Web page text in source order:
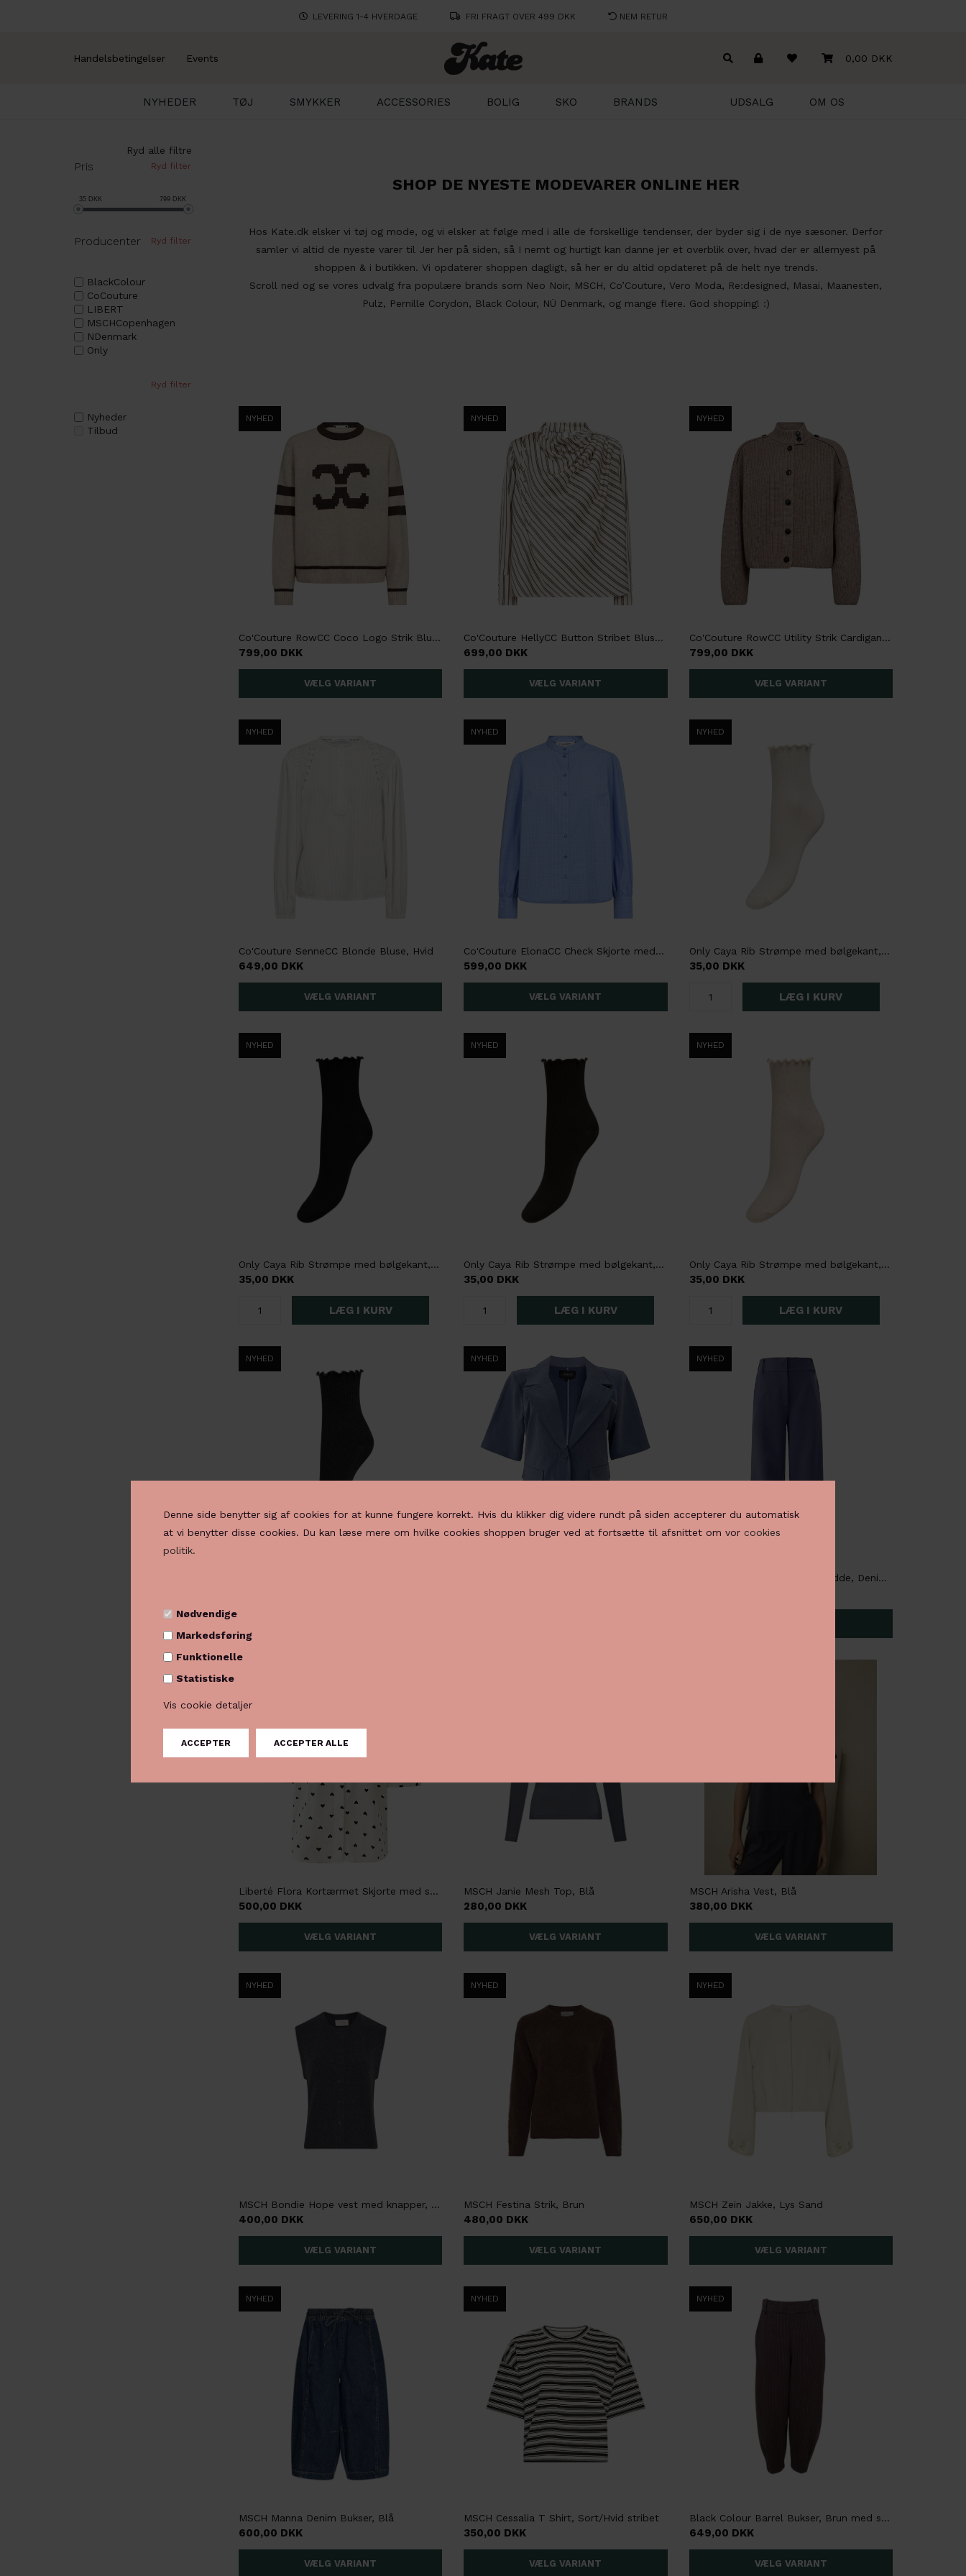
Denne side benytter sig af cookies for at kunne fungere korrekt. Hvis du klikker dig videre rundt på siden accepterer du automatisk
at vi benytter disse cookies. Du kan læse mere om hvilke cookies shoppen bruger ved at fortsætte til afsnittet om vor cookies
politik.
Nødvendige
Markedsføring
Funktionelle
Statistiske
Vis cookie detaljer
LEVERING 1-4 HVERDAGE FRI FRAGT OVER 499 DKK NEM RETUR
Handelsbetingelser Events 0,00 DKK
NYHEDER TØJ SMYKKER ACCESSORIES BOLIG SKO BRANDS UDSALG OM OS
Ryd alle filtre
Pris Ryd filter
35 DKK 799 DKK
Producenter Ryd filter
BlackColour
CoCouture
LIBERT
MSCHCopenhagen
NDenmark
Only
Ryd filter
Nyheder
Tilbud
SHOP DE NYESTE MODEVARER ONLINE HER
Hos Kate.dk elsker vi tøj og mode, og vi elsker at følge med i alle de forskellige tendenser, der byder sig i de nye sæsoner. Derfor
samler vi altid de nyeste varer til Jer her på siden, så I nemt og hurtigt kan danne jer et overblik over, hvad der er allernyest på
shoppen & i butikken. Vi opdaterer shoppen dagligt, så her er du altid opdateret på de helt nye trends.
Scroll ned og se vores udvalg fra populære brands som Neo Noir, MSCH, Co’Couture, Vero Moda, Re:designed, Masai, Maanesten,
Pulz, Pernille Corydon, Black Colour, NÜ Denmark, og mange flere. God shopping! :)
NYHED
Co'Couture RowCC Coco Logo Strik Bluse, Creme m. Brun
799,00 DKK
NYHED
Co'Couture HellyCC Button Stribet Bluse, Satin, Offwhite
699,00 DKK
NYHED
Co'Couture RowCC Utility Strik Cardigan med knap detaljer, Lys Brun
799,00 DKK
NYHED
Co'Couture SenneCC Blonde Bluse, Hvid
649,00 DKK
NYHED
Co'Couture ElonaCC Check Skjorte med tern, Blå
599,00 DKK
NYHED
Only Caya Rib Strømpe med bølgekant, Onesize, Creme
35,00 DKK
NYHED
Only Caya Rib Strømpe med bølgekant, Onesize,Sort
35,00 DKK
NYHED
Only Caya Rib Strømpe med bølgekant, Onesize, Mørkebrun
35,00 DKK
NYHED
Only Caya Rib Strømpe med bølgekant, Onesize, Lys sand
35,00 DKK
NYHED NYHED NYHED
Liberté Freddy Bukser med vidde, Denim Blå
Liberté Flora Kortærmet Skjorte med sorte hjerter, Creme
500,00 DKK
MSCH Janie Mesh Top, Blå
280,00 DKK
MSCH Arisha Vest, Blå
380,00 DKK
NYHED
MSCH Bondie Hope vest med knapper, Blå
400,00 DKK
NYHED
MSCH Festina Strik, Brun
480,00 DKK
NYHED
MSCH Zein Jakke, Lys Sand
650,00 DKK
NYHED
MSCH Manna Denim Bukser, Blå
600,00 DKK
NYHED
MSCH Cessalia T Shirt, Sort/Hvid stribet
350,00 DKK
NYHED
Black Colour Barrel Bukser, Brun med striber
649,00 DKK